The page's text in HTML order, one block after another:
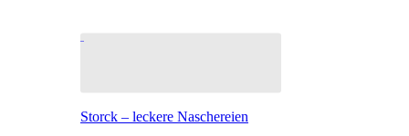
Storck – leckere Naschereien